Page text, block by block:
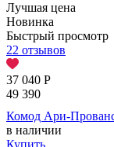
Лучшая цена
Новинка
Быстрый просмотр
22 отзывов
37 040 Р
49 390
Комод Ари-
в наличии